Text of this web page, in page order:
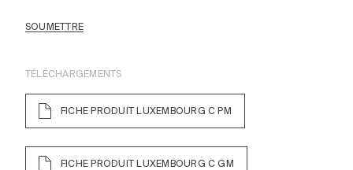
SOUMETTRE
TÉLÉCHARGEMENTS
FICHE PRODUIT LUXEMBOURG C PM
FICHE PRODUIT LUXEMBOURG C GM